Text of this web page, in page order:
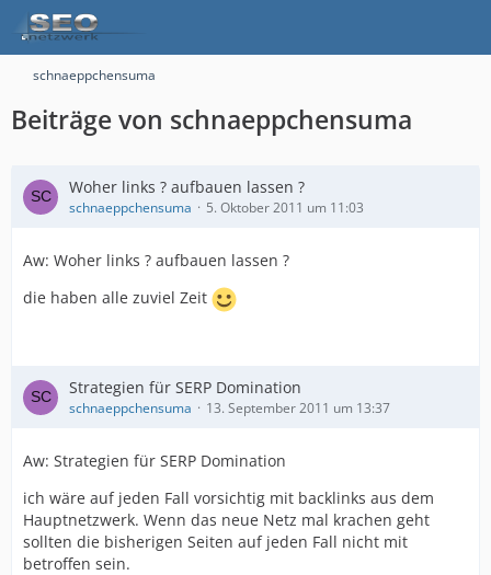
schnaeppchensuma
Beiträge von schnaeppchensuma
Woher links ? aufbauen lassen ?
schnaeppchensuma 5. Oktober 2011 um 11:03
Aw: Woher links ? aufbauen lassen ?
die haben alle zuviel Zeit
Strategien für SERP Domination
schnaeppchensuma 13. September 2011 um 13:37
Aw: Strategien für SERP Domination
ich wäre auf jeden Fall vorsichtig mit backlinks aus dem
Hauptnetzwerk. Wenn das neue Netz mal krachen geht
sollten die bisherigen Seiten auf jeden Fall nicht mit
betroffen sein.